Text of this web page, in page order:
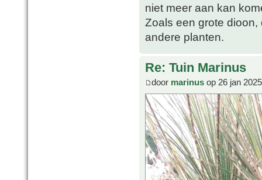
niet meer aan kan
Zoals een grote
andere planten.
Re: Tuin Marinus
door marinus op 26 jan